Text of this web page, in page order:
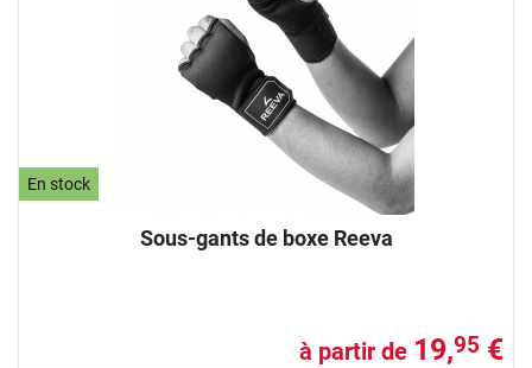
En stock
Sous-gants de boxe Reeva
à partir de 19,95 €